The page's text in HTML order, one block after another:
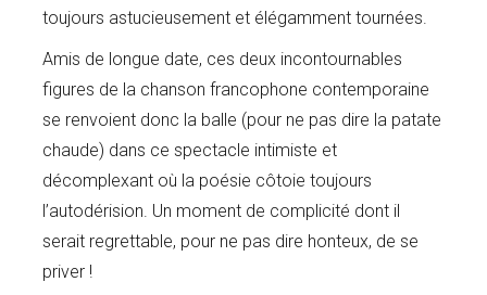
toujours astucieusement et élégamment tournées.
Amis de longue date, ces deux incontournables
figures de la chanson francophone contemporaine
se renvoient donc la balle (pour ne pas dire la patate
chaude) dans ce spectacle intimiste et
décomplexant où la poésie côtoie toujours
l’autodérision. Un moment de complicité dont il
serait regrettable, pour ne pas dire honteux, de se
priver !